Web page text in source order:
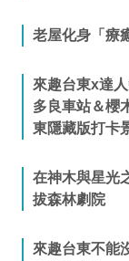
老屋化身「療
來趣台東x達
多良車站＆櫻
東隱藏版打卡
在神木與星光
拔森林劇院
來趣台東不能